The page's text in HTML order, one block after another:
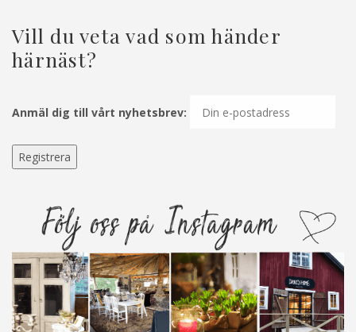
Vill du veta vad som händer
härnäst?
Anmäl dig till vårt nyhetsbrev: